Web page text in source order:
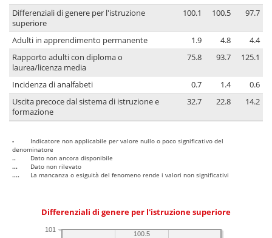
Differenziali di genere per l'istruzione
superiore
100.1 100.5 97.7
Adulti in apprendimento permanente 1.9 4.8
4.4
Rapporto adulti con diploma o
laurea/licenza media
75.8 93.7 125.1
Incidenza di analfabeti 0.7 1.4
0.6
Uscita precoce dal sistema di istruzione e
formazione
32.7 22.8 14.2
-
Indicatore non applicabile per valore nullo o poco significativo del
denominatore
..
Dato non ancora disponibile
...
Dato non rilevato
....
La mancanza o esiguità del fenomeno rende i valori non significativi
Differenziali di genere per l'istruzione superiore
101
100.5